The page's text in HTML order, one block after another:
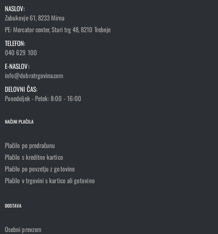
NASLOV:
Zabukovje 61, 8233 Mirna
PE: Mercator center, Stari trg 48, 8210 Trebnje
TELEFON:
040 629 100
E-NASLOV:
info@dobratrgovina.com
DELOVNI ČAS:
Ponedeljek - Petek: 8:00 - 16:00
NAČINI PLAČILA
Plačilo po predračunu
Plačilo s kreditno kartico
Plačilo po povzetju z gotovino
Plačilo v trgovini s kartico ali gotovino
DOSTAVA
Osebni prevzem